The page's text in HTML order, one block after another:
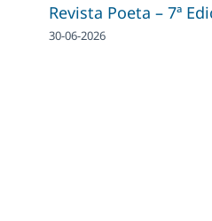
Revista Poeta – 7ª
30-06-2026